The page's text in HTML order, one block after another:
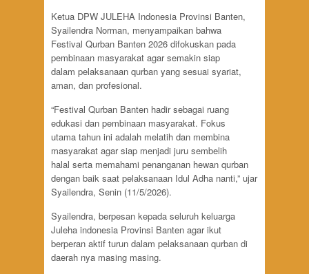
Ketua DPW JULEHA Indonesia Provinsi Banten,
Syailendra Norman, menyampaikan bahwa
Festival Qurban Banten 2026 difokuskan pada
pembinaan masyarakat agar semakin siap
dalam pelaksanaan qurban yang sesuai syariat,
aman, dan profesional.
“Festival Qurban Banten hadir sebagai ruang
edukasi dan pembinaan masyarakat. Fokus
utama tahun ini adalah melatih dan membina
masyarakat agar siap menjadi juru sembelih
halal serta memahami penanganan hewan qurban
dengan baik saat pelaksanaan Idul Adha nanti,” ujar
Syailendra, Senin (11/5/2026).
Syailendra, berpesan kepada seluruh keluarga
Juleha indonesia Provinsi Banten agar ikut
berperan aktif turun dalam pelaksanaan qurban di
daerah nya masing masing.